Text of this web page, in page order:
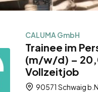
CALUMA GmbH
Trainee im
(m/w/d) –
Vollzeitjob
90571 Schwaig